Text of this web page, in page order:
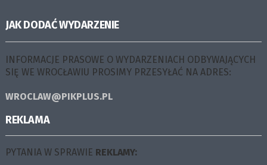
JAK DODAĆ WYDARZENIE
INFORMACJE PRASOWE O WYDARZENIACH ODBYWAJĄCYCH
SIĘ WE WROCŁAWIU PROSIMY PRZESYŁAĆ NA ADRES:
WROCLAW@PIKPLUS.PL
REKLAMA
PYTANIA W SPRAWIE REKLAMY: